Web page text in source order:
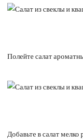
Полейте салат
Добавьте в салат